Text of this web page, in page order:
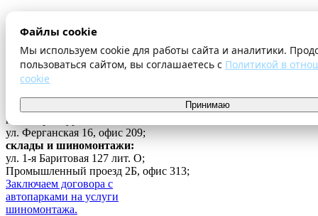
Файлы cookie
Мы используем cookie для работы сайта и аналитики.
пользоваться сайтом, вы соглашаетесь с Политикой в
cookie
Принимаю
Оплата и доставка
Шиномонтаж
Контакты
...
г. Екатеринбург
ул. Ферганская 16, офис 209;
склады и шиномонтажи:
ул. 1-я Баритовая 127 лит. О;
Промышленный проезд 2Б, офис 313;
Заключаем договора с
автопарками на услуги
шиномонтажа.